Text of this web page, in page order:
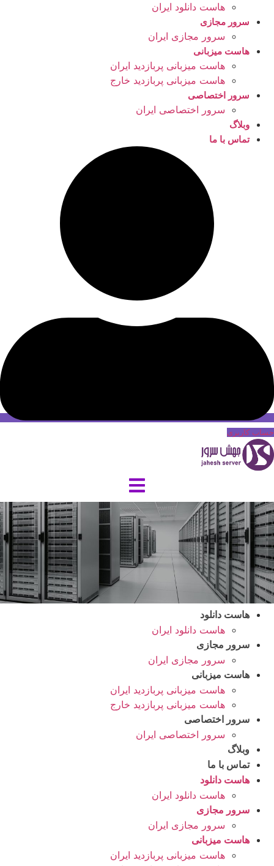
هاست دانلود ایران
سرور مجازی
سرور مجازی ایران
هاست میزبانی
هاست میزبانی پربازدید ایران
هاست میزبانی پربازدید خارج
سرور اختصاصی
سرور اختصاصی ایران
وبلاگ
تماس با ما
حساب کاربری
هاست دانلود
هاست دانلود ایران
سرور مجازی
سرور مجازی ایران
هاست میزبانی
هاست میزبانی پربازدید ایران
هاست میزبانی پربازدید خارج
سرور اختصاصی
سرور اختصاصی ایران
وبلاگ
تماس با ما
هاست دانلود
هاست دانلود ایران
سرور مجازی
سرور مجازی ایران
هاست میزبانی
هاست میزبانی پربازدید ایران